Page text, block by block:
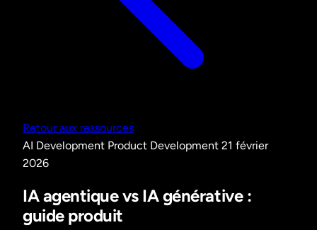
Retour aux ressources
AI Development Product Development 21 février
2026
IA agentique vs IA générative :
guide produit